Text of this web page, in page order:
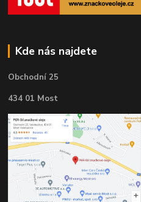
Kde nás najdete
Obchodní 25
434 01 Most